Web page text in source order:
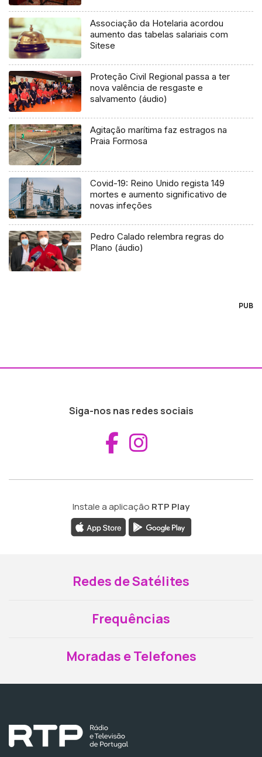
Associação da Hotelaria acordou
aumento das tabelas salariais com
Sitese
Proteção Civil Regional passa a ter
nova valência de resgaste e
salvamento (áudio)
Agitação marítima faz estragos na
Praia Formosa
Covid-19: Reino Unido regista 149
mortes e aumento significativo de
novas infeções
Pedro Calado relembra regras do
Plano (áudio)
PUB
Siga-nos nas redes sociais
Aceder ao
Instale a aplicação RTP Play
Redes de Satélites
Frequências
Moradas e Telefones